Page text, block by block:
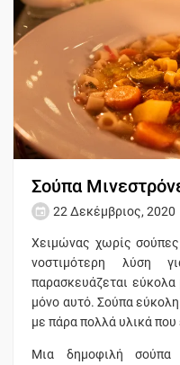
Σούπα
22 Δεκέμβριος, 2020
Χειμώνας χωρίς
νοστιμότερη λύση
παρασκευάζεται εύκολα
μόνο αυτό. Σούπα εύκολη
με πάρα πολλά υλικά που
Μια δημοφιλή σούπα